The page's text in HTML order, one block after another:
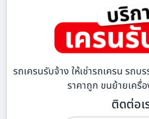
รถเครนรับจ้าง ให้เช่ารถเครน รถ
ราคาถูก ขนย้ายเครื่
ติดต่อเ